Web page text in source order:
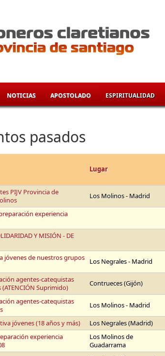
NOTICIAS APOSTOLADO ESPIRITUALIDAD
pasados
Lugar
PIJV Provincia de
Los Molinos - Madrid
experiencia
Y MISIÓN - DE
jóvenes de nuestros grupos
Los Negrales - Madrid
agentes-catequistas
(ATENCIÓN Suprimido)
Contrueces (Gijón)
agentes-catequistas
Los Molinos - Madrid
jóvenes (18 años y más) Los Negrales (Madrid)
experiencia
Los Molinos de
Guadarrama